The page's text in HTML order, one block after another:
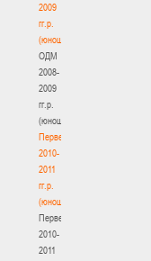
2009
гг.р.
(юноши)
ОДМ
2008-
2009
гг.р.
(юноши)
Первенство
2010-
2011
гг.р.
(юноши)
Первенство
2010-
2011